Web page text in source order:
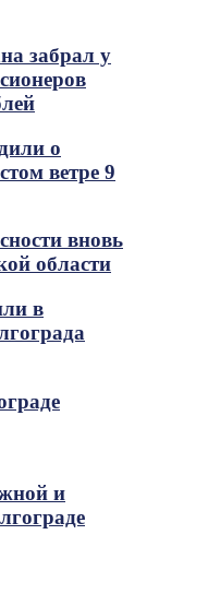
забрал у
о
ветре 9
вновь
области
в
и